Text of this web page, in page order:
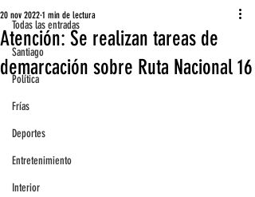
Todas las entradas
Santiago
Política
Frías
Deportes
Entretenimiento
Interior
Atención: Se realizan tareas de
demarcación sobre Ruta Nacional 16
20 nov 2022 1 min de lectura